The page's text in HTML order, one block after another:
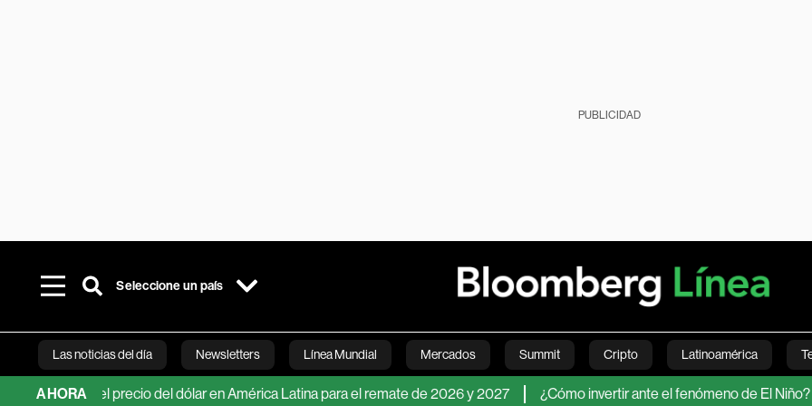
PUBLICIDAD
Seleccione un país
Las noticias del día Newsletters Línea Mundial Mercados Summit Cripto Latinoamérica
Bloomberg Green Economía Estilo de vida Mundo Videos
AHORA
del precio del dólar en América Latina para el remate de 2026 y 2027 ¿Cómo invertir ante el fenómeno de El Niño? Los